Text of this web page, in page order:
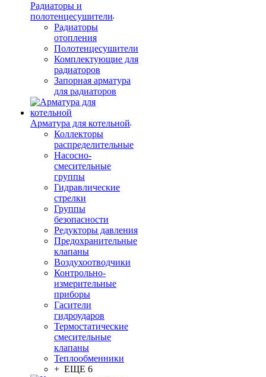
Радиаторы и
полотенцесушители
Радиаторы
отопления
Полотенцесушители
Комплектующие для
радиаторов
Запорная арматура
для радиаторов
Арматура для котельной
Коллекторы
распределительные
Насосно-
смесительные
группы
Гидравлические
стрелки
Группы
безопасности
Редукторы давления
Предохранительные
клапаны
Воздухоотводчики
Контрольно-
измерительные
приборы
Гасители
гидроударов
Термостатические
смесительные
клапаны
Теплообменники
+ ЕЩЕ 6